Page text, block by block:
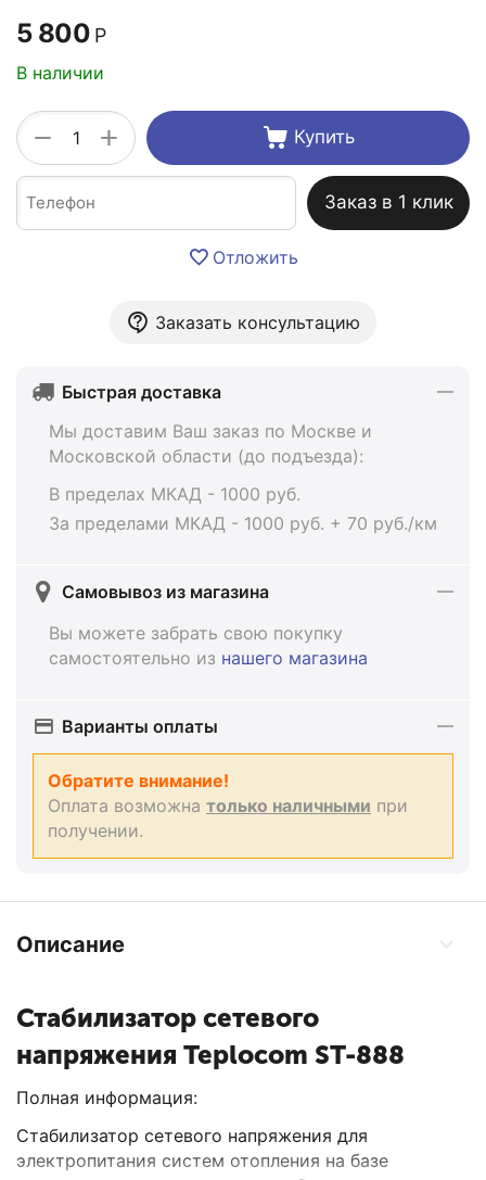
5 800 Р
В наличии
+
− Купить
Заказ в 1 клик
Отложить
Заказать консультацию
Быстрая доставка
Мы доставим Ваш заказ по Москве и
Московской области (до подъезда):
В пределах МКАД - 1000 руб.
За пределами МКАД - 1000 руб. + 70 руб./км
Самовывоз из магазина
Вы можете забрать свою покупку
самостоятельно из нашего магазина
Варианты оплаты
Обратите внимание!
Оплата возможна только наличными при
получении.
Описание
Стабилизатор сетевого
напряжения Teplocom ST-888
Полная информация:
Стабилизатор сетевого напряжения для
электропитания систем отопления на базе